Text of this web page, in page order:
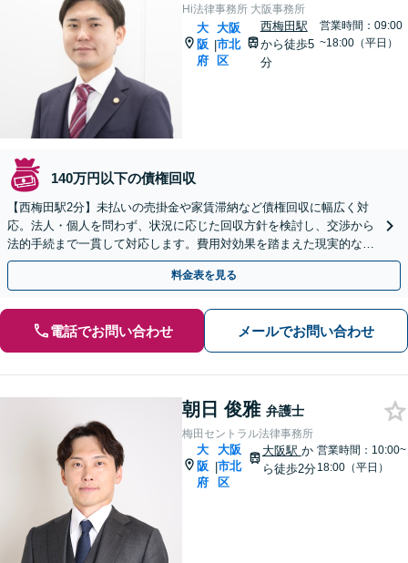
Hi法律事務所 大阪事務所
大
阪
府
|
大阪
市北
区
西梅田駅
から徒歩5
分
営業時間：09:00
~18:00（平日）
140万円以下の債権回収
【西梅田駅2分】未払いの売掛金や家賃滞納など債権回収に幅広く対
応。法人・個人を問わず、状況に応じた回収方針を検討し、交渉から
法的手続まで一貫して対応します。費用対効果を踏まえた現実的な回
収を目指します【オンライン面談可】【夜間・休日相談可】
料金表を見る
電話でお問い合わせ メールでお問い合わせ
朝日 俊雅 弁護士
梅田セントラル法律事務所
大
阪
府
|
大阪
市北
区
大阪駅 か
ら徒歩2分
営業時間：10:00~
18:00（平日）